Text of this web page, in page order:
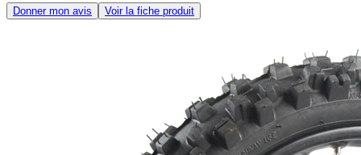
Donner mon avis Voir la fiche produit